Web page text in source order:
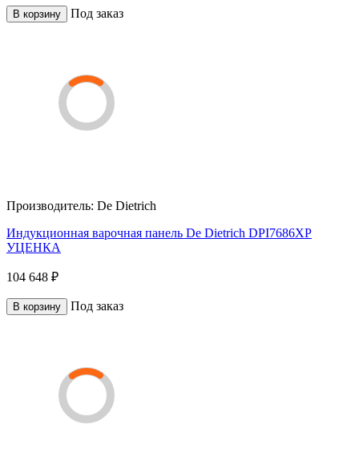
В корзину Под заказ
Производитель: De Dietrich
Индукционная варочная панель De Dietrich DPI7686XP
УЦЕНКА
104 648 ₽
В корзину Под заказ